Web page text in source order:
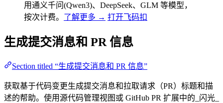
用通义千问(Qwen3)、DeepSeek、GLM 等模型，
按次计费。 了解更多 → 打开飞码扣
生成提交消息和 PR 信息
Section titled “生成提交消息和 PR 信息”
获取基于代码变更生成提交消息和拉取请求（PR）标题和描
述的帮助。使用源代码管理视图或 GitHub PR 扩展中的_闪光_